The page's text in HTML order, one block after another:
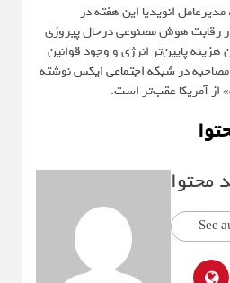
انویدیا این هفتهدر
رقابت هوش مصنوعی درحال پیروزی
پایین‌تر انرژی و وجود قوانین
در شبکه اجتماعی ایکسنوشته
از آمریکا عقب‌تر است.
محتوا
See